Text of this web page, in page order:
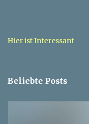
a
Hier ist Interessant
Beliebte Posts